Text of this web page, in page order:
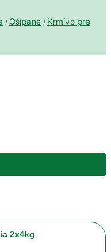
/ Ošípané / Krmivo pre
2x4kg